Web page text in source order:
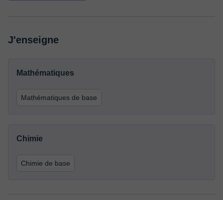
J'enseigne
Mathématiques
Mathématiques de base
Chimie
Chimie de base